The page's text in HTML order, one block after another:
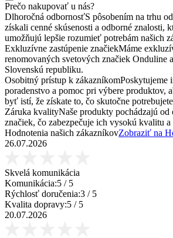
Prečo nakupovať u nás?
Dlhoročná odbornosťS pôsobením na trhu
získali cenné skúsenosti a odborné znalosti,
umožňujú lepšie rozumieť potrebám našich
Exkluzívne zastúpenie značiekMáme
renomovaných svetových značiek Onduline
Slovenskú republiku.
Osobitný prístup k zákazníkomPoskytujeme
poradenstvo a pomoc pri výbere produktov,
byť istí, že získate to, čo skutočne
Záruka kvalityNaše produkty pochádzajú od
značiek, čo zabezpečuje ich vysokú kvalitu
Hodnotenia našich zákazníkovZobraziť na
26.07.2026
Skvelá komunikácia
Komunikácia:5 / 5
Rýchlosť doručenia:3 / 5
Kvalita dopravy:5 / 5
20.07.2026